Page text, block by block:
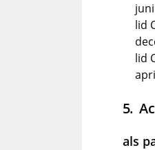
lid
lid
als